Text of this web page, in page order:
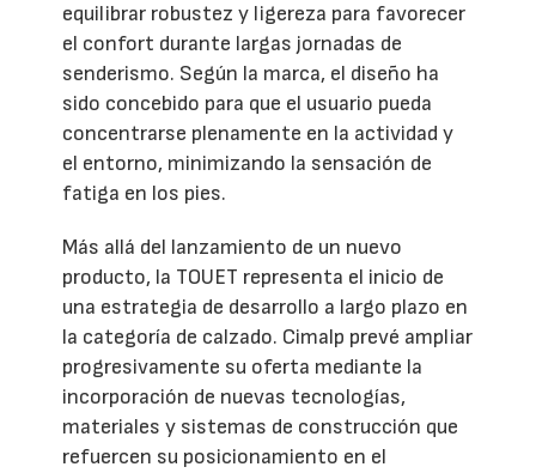
equilibrar robustez y ligereza para favorecer
el confort durante largas jornadas de
senderismo. Según la marca, el diseño ha
sido concebido para que el usuario pueda
concentrarse plenamente en la actividad y
el entorno, minimizando la sensación de
fatiga en los pies.
Más allá del lanzamiento de un nuevo
producto, la TOUET representa el inicio de
una estrategia de desarrollo a largo plazo en
la categoría de calzado. Cimalp prevé ampliar
progresivamente su oferta mediante la
incorporación de nuevas tecnologías,
materiales y sistemas de construcción que
refuercen su posicionamiento en el